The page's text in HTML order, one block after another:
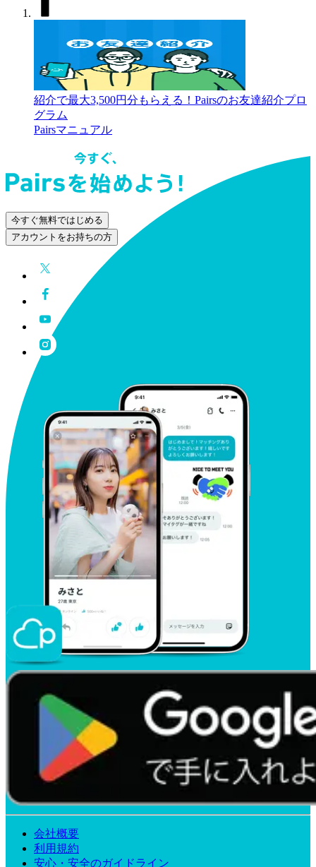
紹介で最大3,500円分もらえる！Pairsのお友達紹介プロ
グラム
Pairsマニュアル
今すぐ無料ではじめる
アカウントをお持ちの方
会社概要
利用規約
安心・安全のガイドライン